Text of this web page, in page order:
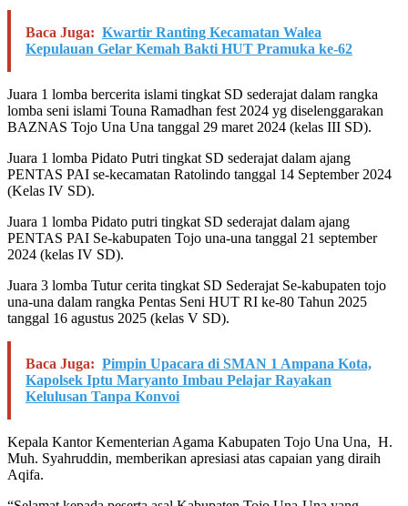
Baca Juga: Kwartir Ranting Kecamatan Walea
Kepulauan Gelar Kemah Bakti HUT Pramuka ke-62
Juara 1 lomba bercerita islami tingkat SD sederajat dalam rangka
lomba seni islami Touna Ramadhan fest 2024 yg diselenggarakan
BAZNAS Tojo Una Una tanggal 29 maret 2024 (kelas III SD).
Juara 1 lomba Pidato Putri tingkat SD sederajat dalam ajang
PENTAS PAI se-kecamatan Ratolindo tanggal 14 September 2024
(Kelas IV SD).
Juara 1 lomba Pidato putri tingkat SD sederajat dalam ajang
PENTAS PAI Se-kabupaten Tojo una-una tanggal 21 september
2024 (kelas IV SD).
Juara 3 lomba Tutur cerita tingkat SD Sederajat Se-kabupaten tojo
una-una dalam rangka Pentas Seni HUT RI ke-80 Tahun 2025
tanggal 16 agustus 2025 (kelas V SD).
Baca Juga: Pimpin Upacara di SMAN 1 Ampana Kota,
Kapolsek Iptu Maryanto Imbau Pelajar Rayakan
Kelulusan Tanpa Konvoi
Kepala Kantor Kementerian Agama Kabupaten Tojo Una Una, H.
Muh. Syahruddin, memberikan apresiasi atas capaian yang diraih
Aqifa.